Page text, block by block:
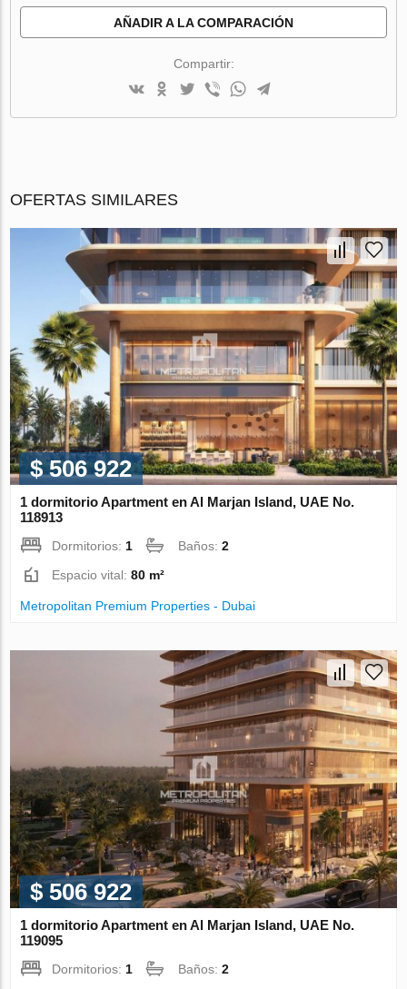
AÑADIR A LA COMPARACIÓN
Compartir:
OFERTAS SIMILARES
$ 506 922
1 dormitorio Apartment en Al Marjan Island, UAE No.
118913
Dormitorios:1 Baños:2
Espacio vital:80 m²
Metropolitan Premium Properties - Dubai
$ 506 922
1 dormitorio Apartment en Al Marjan Island, UAE No.
119095
Dormitorios: 1 Baños:2